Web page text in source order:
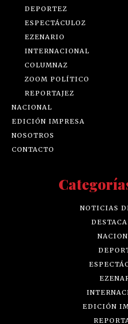
DEPORTEZ
ESPECTÁCULOZ
EZENARIO
INTERNACIONAL
COLUMNAZ
ZOOM POLÍTICO
REPORTAJEZ
NACIONAL
EDICIÓN IMPRESA
NOSOTROS
CONTACTO
NOTICIAS
EDICIÓN